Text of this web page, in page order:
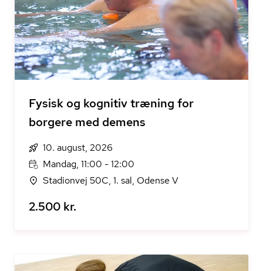
Fysisk og kognitiv træning for
borgere med demens
10. august, 2026
Mandag, 11:00 - 12:00
Stadionvej 50C, 1. sal, Odense V
2.500 kr.